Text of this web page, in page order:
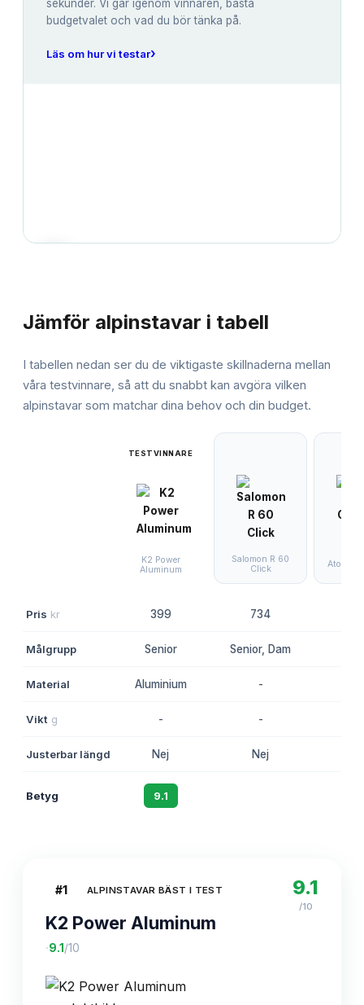
sekunder. Vi går igenom vinnaren, bästa
budgetvalet och vad du bör tänka på.
Läs om hur vi testar›
Jämför alpinstavar i tabell
I tabellen nedan ser du de viktigaste skillnaderna mellan
våra testvinnare, så att du snabbt kan avgöra vilken
alpinstavar som matchar dina behov och din budget.
TESTVINNARE
K2 Power
Aluminum
Salomon R 60
Click
Atomic
Pris kr 399 734
Målgrupp Senior Senior, Dam
Material Aluminium -
Vikt g - -
Justerbar längd Nej Nej
Betyg 9.1
#1 ALPINSTAVAR BÄST I TEST
K2 Power Aluminum
·9.1 /10
9.1
/10